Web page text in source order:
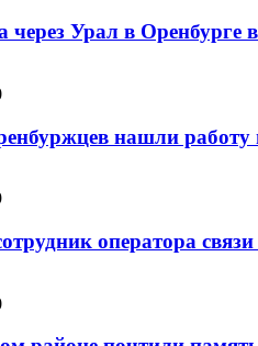
через Урал в Оренбурге
нашли работу
оператора